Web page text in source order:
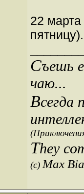
22 марта
Съешь
чаю...
Всегда
They
(c)Max